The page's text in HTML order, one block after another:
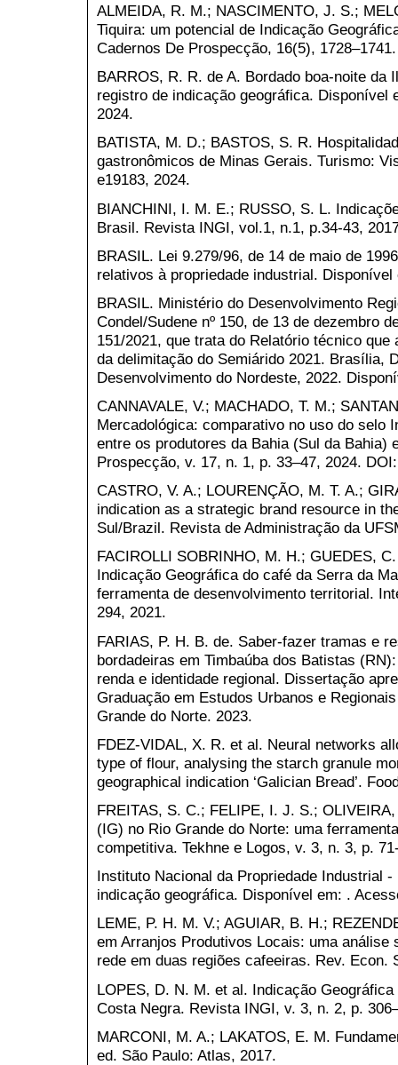
ALMEIDA, R. M.; NASCIMENTO, J. S.;
Tiquira: um potencial de Indicação
Cadernos De Prospecção, 16(5),
BARROS, R. R. de A. Bordado boa-noite da
registro de indicação geográfica. Disponível
2024.
BATISTA, M. D.; BASTOS, S. R.
gastronômicos de Minas Gerais. Turismo:
e19183, 2024.
BIANCHINI, I. M. E.; RUSSO, S. L.
Brasil. Revista INGI, vol.1, n.1, p.34-43,
BRASIL. Lei 9.279/96, de 14 de maio de
relativos à propriedade industrial.
BRASIL. Ministério do Desenvolvimento
Condel/Sudene nº 150, de 13 de dezembro
151/2021, que trata do Relatório técnico
da delimitação do Semiárido 2021. Brasília,
Desenvolvimento do Nordeste, 2022.
CANNAVALE, V.; MACHADO, T. M.;
Mercadológica: comparativo no uso do selo
entre os produtores da Bahia (Sul da Bahia)
Prospecção, v. 17, n. 1, p. 33–47, 2024.
CASTRO, V. A.; LOURENÇÃO, M. T. A.;
indication as a strategic brand resource in
Sul/Brazil. Revista de Administração da
FACIROLLI SOBRINHO, M. H.; GUEDES,
Indicação Geográfica do café da Serra da
ferramenta de desenvolvimento territorial.
294, 2021.
FARIAS, P. H. B. de. Saber-fazer tramas e
bordadeiras em Timbaúba dos Batistas
renda e identidade regional. Dissertação
Graduação em Estudos Urbanos e
Grande do Norte. 2023.
FDEZ-VIDAL, X. R. et al. Neural networks
type of flour, analysing the starch granule
geographical indication ‘Galician Bread’.
FREITAS, S. C.; FELIPE, I. J. S.;
(IG) no Rio Grande do Norte: uma
competitiva. Tekhne e Logos, v. 3, n. 3, p.
Instituto Nacional da Propriedade Industrial
indicação geográfica. Disponível em: .
LEME, P. H. M. V.; AGUIAR, B. H.;
em Arranjos Produtivos Locais: uma análise
rede em duas regiões cafeeiras. Rev. Econ.
LOPES, D. N. M. et al. Indicação
Costa Negra. Revista INGI, v. 3, n. 2, p.
MARCONI, M. A.; LAKATOS, E. M.
ed. São Paulo: Atlas, 2017.